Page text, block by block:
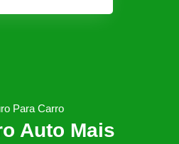
Para Carro
Auto Mais